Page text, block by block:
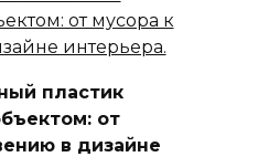
пластик
от
в дизайне